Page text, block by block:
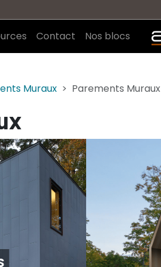
Contact Nos blocs
Muraux Parements Muraux